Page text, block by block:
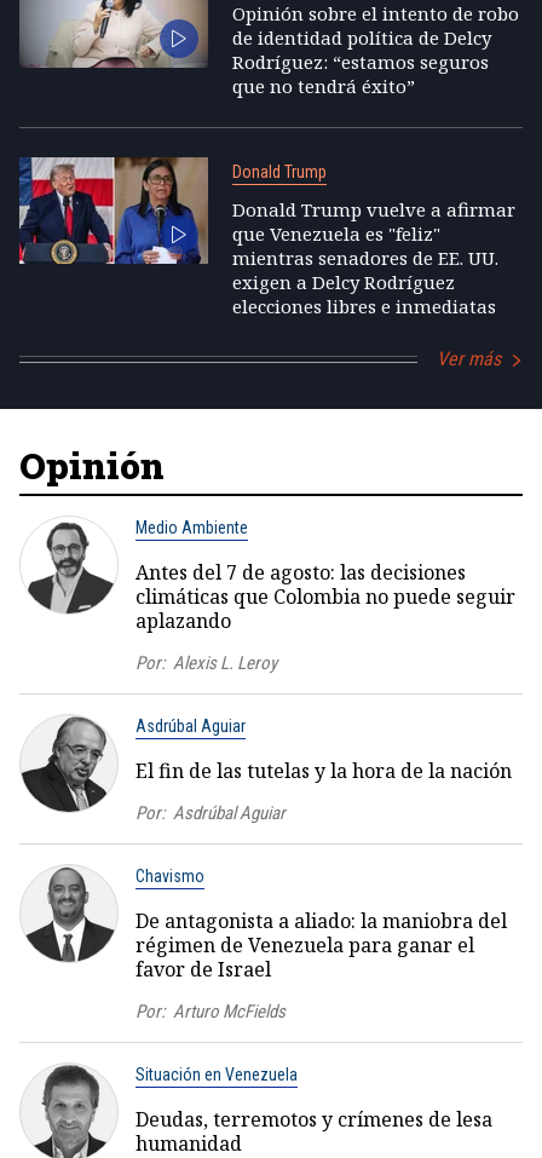
Opinión sobre el intento de robo
de identidad política de Delcy
Rodríguez: “estamos seguros
que no tendrá éxito”
Donald Trump
Donald Trump vuelve a afirmar
que Venezuela es "feliz"
mientras senadores de EE. UU.
exigen a Delcy Rodríguez
elecciones libres e inmediatas
Ver más
Opinión
Medio Ambiente
Antes del 7 de agosto: las decisiones
climáticas que Colombia no puede seguir
aplazando
Por: Alexis L. Leroy
Asdrúbal Aguiar
El fin de las tutelas y la hora de la nación
Por: Asdrúbal Aguiar
Chavismo
De antagonista a aliado: la maniobra del
régimen de Venezuela para ganar el
favor de Israel
Por: Arturo McFields
Situación en Venezuela
Deudas, terremotos y crímenes de lesa
humanidad